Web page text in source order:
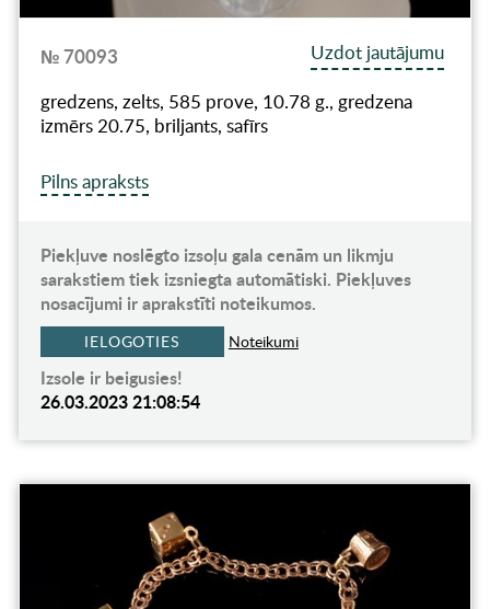
№ 70093
Uzdot jautājumu
gredzens, zelts, 585 prove, 10.78 g., gredzena
izmērs 20.75, briljants, safīrs
Pilns apraksts
Piekļuve noslēgto izsoļu gala cenām un likmju
sarakstiem tiek izsniegta automātiski. Piekļuves
nosacījumi ir aprakstīti noteikumos.
IELOGOTIES Noteikumi
Izsole ir beigusies!
26.03.2023 21:08:54